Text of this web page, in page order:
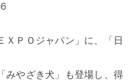
ＰＯジャパン」に、「日
みやざき犬」も登場し、得